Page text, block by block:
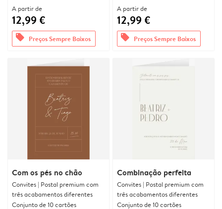
A partir de
12,99 €
offers Preços Sempre Baixos
A partir de
12,99 €
offers Preços Sempre Baixos
Com os pés no chão
Convites | Postal premium com
três acabamentos diferentes
Conjunto de 10 cartões
Combinação perfeita
Convites | Postal premium com
três acabamentos diferentes
Conjunto de 10 cartões